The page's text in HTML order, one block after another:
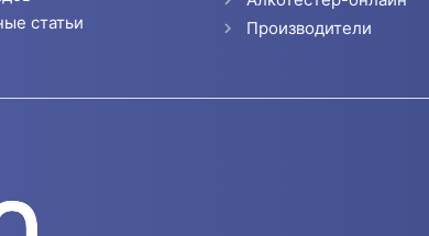
статьи
Производители